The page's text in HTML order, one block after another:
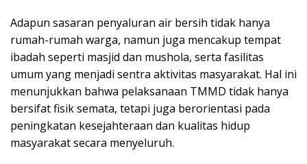
Adapun sasaran penyaluran air bersih tidak hanya
rumah-rumah warga, namun juga mencakup tempat
ibadah seperti masjid dan mushola, serta fasilitas
umum yang menjadi sentra aktivitas masyarakat. Hal ini
menunjukkan bahwa pelaksanaan TMMD tidak hanya
bersifat fisik semata, tetapi juga berorientasi pada
peningkatan kesejahteraan dan kualitas hidup
masyarakat secara menyeluruh.